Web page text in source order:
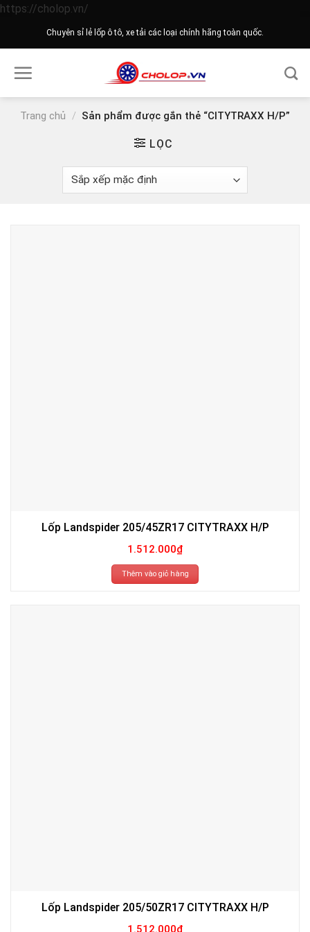
https://cholop.vn/
to
Chuyên sỉ lẻ lốp ô tô, xe tải các loại chính hãng toàn quốc.
Trang chủ / Sản phẩm được gắn thẻ “CITYTRAXX H/P”
LỌC
Lốp Landspider 205/45ZR17 CITYTRAXX H/P
1.512.000₫
Thêm vào giỏ hàng
Lốp Landspider 205/50ZR17 CITYTRAXX H/P
1.512.000₫